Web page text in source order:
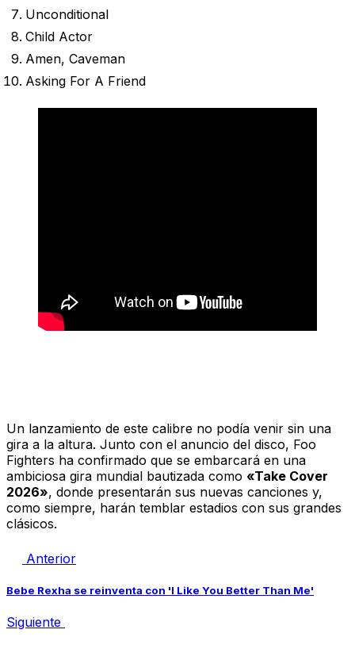
Unconditional
Child Actor
Amen, Caveman
Asking For A Friend
Un lanzamiento de este calibre no podía venir sin una
gira a la altura. Junto con el anuncio del disco, Foo
Fighters ha confirmado que se embarcará en una
ambiciosa gira mundial bautizada como «Take Cover
2026», donde presentarán sus nuevas canciones y,
como siempre, harán temblar estadios con sus grandes
clásicos.
Anterior
Bebe Rexha se reinventa con 'I Like You Better Than Me'
Siguiente